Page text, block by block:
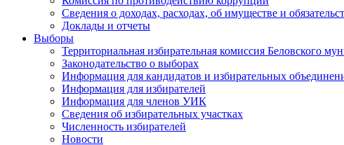
Сведения о доходах, расходах, об имуществе и
Доклады и отчеты
Выборы
Территориальная избирательная комиссия Беловского
Законодательство о выборах
Информация для кандидатов и избирательных
Информация для избирателей
Информация для членов УИК
Сведения об избирательных участках
Численность избирателей
Новости